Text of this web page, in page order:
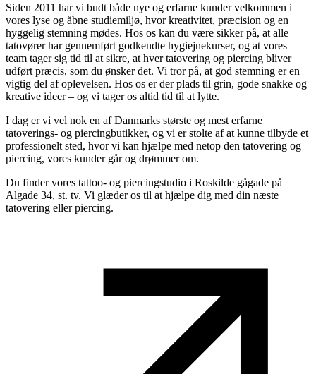
Siden 2011 har vi budt både nye og erfarne kunder velkommen i
vores lyse og åbne studiemiljø, hvor kreativitet, præcision og en
hyggelig stemning mødes. Hos os kan du være sikker på, at alle
tatovører har gennemført godkendte hygiejnekurser, og at vores
team tager sig tid til at sikre, at hver tatovering og piercing bliver
udført præcis, som du ønsker det. Vi tror på, at god stemning er en
vigtig del af oplevelsen. Hos os er der plads til grin, gode snakke og
kreative ideer – og vi tager os altid tid til at lytte.
I dag er vi vel nok en af Danmarks største og mest erfarne
tatoverings- og piercingbutikker, og vi er stolte af at kunne tilbyde et
professionelt sted, hvor vi kan hjælpe med netop den tatovering og
piercing, vores kunder går og drømmer om.
Du finder vores tattoo- og piercingstudio i Roskilde gågade på
Algade 34, st. tv. Vi glæder os til at hjælpe dig med din næste
tatovering eller piercing.